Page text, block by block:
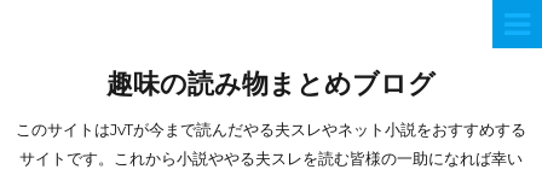
趣味の読み物まとめブログ
このサイトはJvTが今まで読んだやる夫スレやネット小説をおすすめする
サイトです。これから小説ややる夫スレを読む皆様の一助になれば幸い